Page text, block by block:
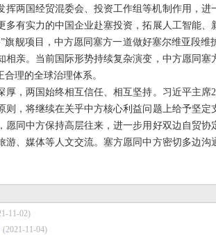
两国经贸混委会、投资工作组等机制作用，
有实力的中国企业赴塞投资，拓展人工智能
舰项目，中方愿同塞方一道做好塞尔维亚段
亲。当前国际形势持续复杂演变，中方愿同
理的全球治理体系。
，两国始终相互信任、相互坚持。习近平主席
，将继续在关乎中方核心利益问题上给予坚
同中方保持高层往来，进一步用好双边自贸
、媒体等人文交流。塞方愿同中方密切多边
11-02)
(2021-11-04)